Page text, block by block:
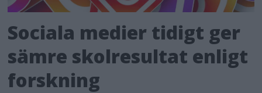
Sociala medier tidigt ger
sämre skolresultat enligt
forskning